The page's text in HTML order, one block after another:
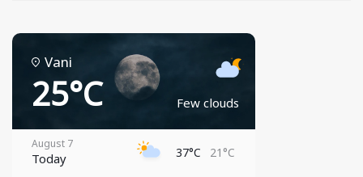
Vani
25°C Few clouds
August 7
Today 37°C 21°C